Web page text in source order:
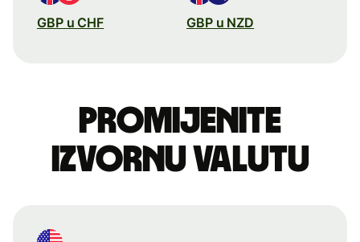
GBP u CHF GBP u NZD
Promijenite
izvornu valutu